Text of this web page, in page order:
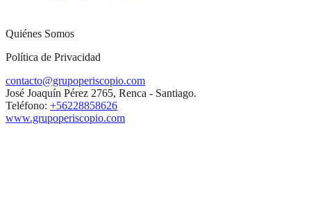
Quiénes Somos
Política de Privacidad
contacto@grupoperiscopio.com
José Joaquín Pérez 2765, Renca - Santiago.
Teléfono: +56228858626
www.grupoperiscopio.com